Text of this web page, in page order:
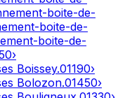
boite-de-
boite-de-
boite-de-
›
Boissey.01190›
Bolozon.01450›